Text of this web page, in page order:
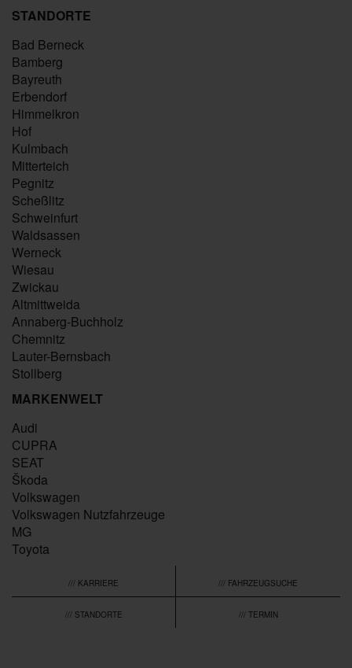
STANDORTE
Bad Berneck
Bamberg
Bayreuth
Erbendorf
Himmelkron
Hof
Kulmbach
Mitterteich
Pegnitz
Scheßlitz
Schweinfurt
Waldsassen
Werneck
Wiesau
Zwickau
Altmittweida
Annaberg-Buchholz
Chemnitz
Lauter-Bernsbach
Stollberg
MARKENWELT
Audi
CUPRA
SEAT
Škoda
Volkswagen
Volkswagen Nutzfahrzeuge
MG
Toyota
/// KARRIERE /// FAHRZEUGSUCHE
/// STANDORTE /// TERMIN